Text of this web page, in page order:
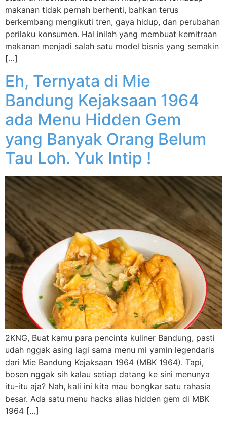
makanan tidak pernah berhenti, bahkan terus
berkembang mengikuti tren, gaya hidup, dan perubahan
perilaku konsumen. Hal inilah yang membuat kemitraan
makanan menjadi salah satu model bisnis yang semakin
[…]
Eh, Ternyata di Mie
Bandung Kejaksaan 1964
ada Menu Hidden Gem
yang Banyak Orang Belum
Tau Loh. Yuk Intip !
2KNG, Buat kamu para pencinta kuliner Bandung, pasti
udah nggak asing lagi sama menu mi yamin legendaris
dari Mie Bandung Kejaksaan 1964 (MBK 1964). Tapi,
bosen nggak sih kalau setiap datang ke sini menunya
itu-itu aja? Nah, kali ini kita mau bongkar satu rahasia
besar. Ada satu menu hacks alias hidden gem di MBK
1964 […]